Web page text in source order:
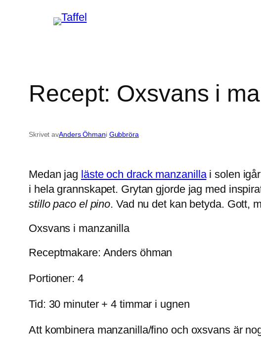
Recept: Oxsvans i
Skrivet avAnders Öhmani Gubbröra
Medan jag läste och drack manzanillai solen
i hela grannskapet. Grytan gjorde jag med
stillo paco el pino. Vad nu det kan betyda. Gott,
Oxsvans i manzanilla
Receptmakare: Anders öhman
Portioner: 4
Tid: 30 minuter + 4 timmar i ugnen
Att kombinera manzanilla/fino och oxsvans är